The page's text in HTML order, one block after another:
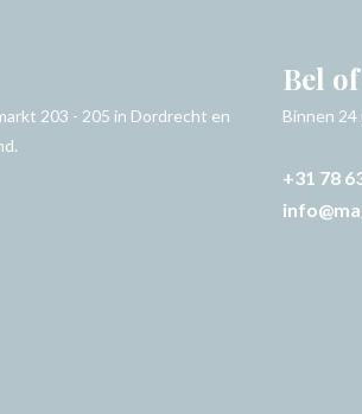
203 - 205 in Dordrecht en
Bel
Binnen
+31 78